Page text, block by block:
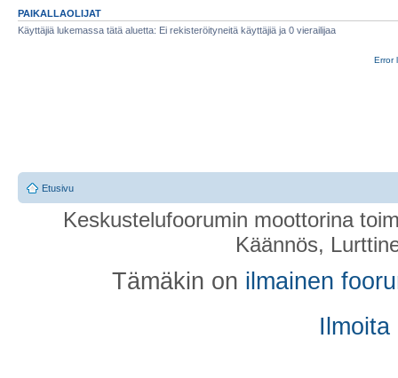
PAIKALLAOLIJAT
Käyttäjiä lukemassa tätä aluetta: Ei rekisteröityneitä käyttäjiä ja 0 vierailijaa
Error
Etusivu
Keskustelufoorumin moottorina
Käännös,
Tämäkin on ilmainen